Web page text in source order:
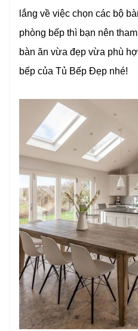
lắng về việc chọn các bộ
phòng bếp thì bạn nên
bàn ăn vừa đẹp vừa phù
bếp của Tủ Bếp Đẹp nhé!